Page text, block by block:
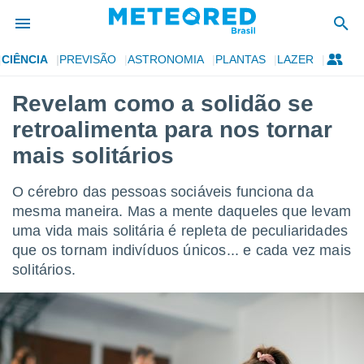
da
para
fornecidas
digital
CIÊNCIA PREVISÃO ASTRONOMIA PLANTAS LAZER
Revelam como a solidão se
retroalimenta para nos tornar
mais solitários
O cérebro das pessoas sociáveis funciona da
mesma maneira. Mas a mente daqueles que levam
uma vida mais solitária é repleta de peculiaridades
que os tornam indivíduos únicos... e cada vez mais
solitários.